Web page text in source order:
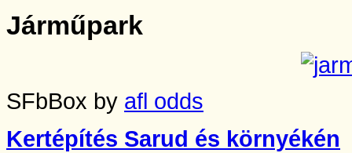
Járműpark
SFbBox by afl odds
Kertépítés Sarud és környékén